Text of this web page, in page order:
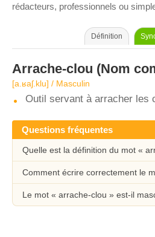
rédacteurs, professionnels ou
Définition
Arrache-clou (Nom
[a.ʁaʃ.klu] / Masculin
Outil servant à arracher les
Questions fréquentes
Quelle est la définition du mot «
Comment écrire correctement le
Le mot « arrache-clou » est-il